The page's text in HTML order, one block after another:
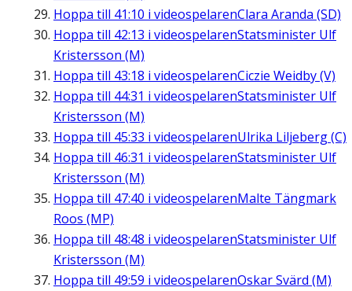
Hoppa till 41:10 i videospelarenClara Aranda (SD)
Hoppa till 42:13 i videospelarenStatsminister Ulf
Kristersson (M)
Hoppa till 43:18 i videospelarenCiczie Weidby (V)
Hoppa till 44:31 i videospelarenStatsminister Ulf
Kristersson (M)
Hoppa till 45:33 i videospelarenUlrika Liljeberg (C)
Hoppa till 46:31 i videospelarenStatsminister Ulf
Kristersson (M)
Hoppa till 47:40 i videospelarenMalte Tängmark
Roos (MP)
Hoppa till 48:48 i videospelarenStatsminister Ulf
Kristersson (M)
Hoppa till 49:59 i videospelarenOskar Svärd (M)